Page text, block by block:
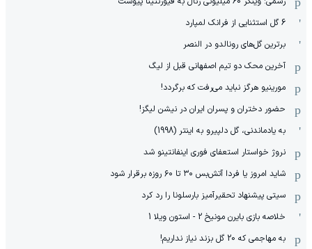
6 گل استثنایی از فرانک لمپارد
برترین گل‌های رونالدو در النصر
آخرین محک دو تیم اصفهانی قبل از لیگ
مورینیو هرگز نباید می‌رفت که برگردد!
حضور دختران و پسران ایران در نیشن لیگز!
به یادماندنی، گل دلپیرو به اینتر (1998)
نروژ خواستار استعفای فوری اینفانتینو شد
شاید امروز یا فردا آتش‌بس ۳۰ تا ۶۰ روزه برقرار شود
سیتی پیشنهاد تحقیرآمیز بارسلونا را رد کرد
خلاصه بازی بایرن مونیخ 2 - استون ویلا 1
به مهاجمی که 20 گل بزند نیاز نداریم!